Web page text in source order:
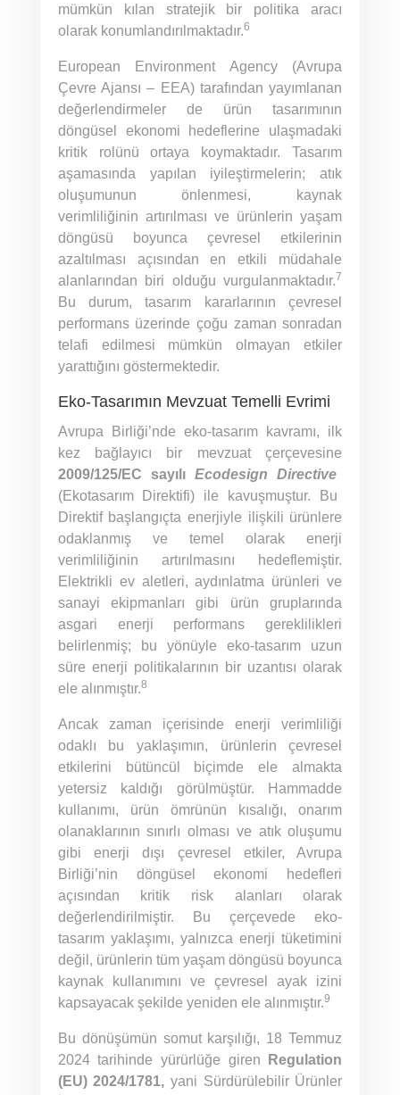
mümkün kılan stratejik bir politika aracı
olarak konumlandırılmaktadır.6
European Environment Agency (Avrupa
Çevre Ajansı – EEA) tarafından yayımlanan
değerlendirmeler de ürün tasarımının
döngüsel ekonomi hedeflerine ulaşmadaki
kritik rolünü ortaya koymaktadır. Tasarım
aşamasında yapılan iyileştirmelerin; atık
oluşumunun önlenmesi, kaynak
verimliliğinin artırılması ve ürünlerin yaşam
döngüsü boyunca çevresel etkilerinin
azaltılması açısından en etkili müdahale
alanlarından biri olduğu vurgulanmaktadır.7
Bu durum, tasarım kararlarının çevresel
performans üzerinde çoğu zaman sonradan
telafi edilmesi mümkün olmayan etkiler
yarattığını göstermektedir.
Eko-Tasarımın Mevzuat Temelli Evrimi
Avrupa Birliği’nde eko-tasarım kavramı, ilk
kez bağlayıcı bir mevzuat çerçevesine
2009/125/EC sayılı Ecodesign Directive
(Ekotasarım Direktifi) ile kavuşmuştur. Bu
Direktif başlangıçta enerjiyle ilişkili ürünlere
odaklanmış ve temel olarak enerji
verimliliğinin artırılmasını hedeflemiştir.
Elektrikli ev aletleri, aydınlatma ürünleri ve
sanayi ekipmanları gibi ürün gruplarında
asgari enerji performans gereklilikleri
belirlenmiş; bu yönüyle eko-tasarım uzun
süre enerji politikalarının bir uzantısı olarak
ele alınmıştır.8
Ancak zaman içerisinde enerji verimliliği
odaklı bu yaklaşımın, ürünlerin çevresel
etkilerini bütüncül biçimde ele almakta
yetersiz kaldığı görülmüştür. Hammadde
kullanımı, ürün ömrünün kısalığı, onarım
olanaklarının sınırlı olması ve atık oluşumu
gibi enerji dışı çevresel etkiler, Avrupa
Birliği’nin döngüsel ekonomi hedefleri
açısından kritik risk alanları olarak
değerlendirilmiştir. Bu çerçevede eko-
tasarım yaklaşımı, yalnızca enerji tüketimini
değil, ürünlerin tüm yaşam döngüsü boyunca
kaynak kullanımını ve çevresel ayak izini
kapsayacak şekilde yeniden ele alınmıştır.9
Bu dönüşümün somut karşılığı, 18 Temmuz
2024 tarihinde yürürlüğe giren
Regulation
(EU) 2024/1781, yani Sürdürülebilir Ürünler